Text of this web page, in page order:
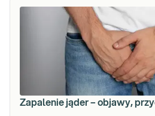
Zapalenie jąder – objawy,